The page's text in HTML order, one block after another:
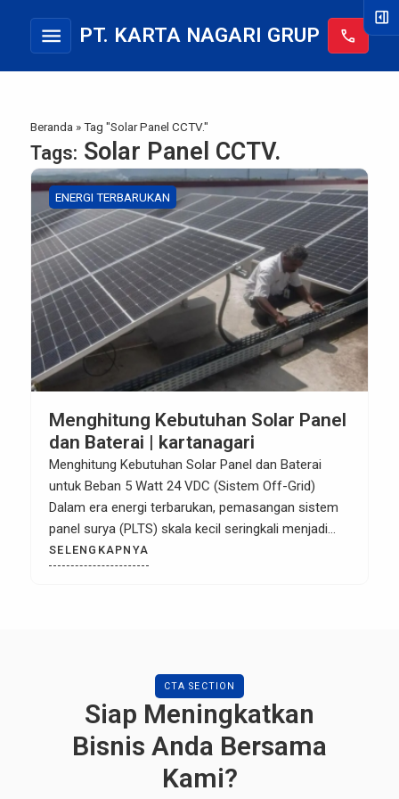
menu PT. KARTA NAGARI GRUP call
Beranda »Tag "Solar Panel CCTV."
Tags: Solar Panel CCTV.
ENERGI TERBARUKAN
Menghitung Kebutuhan Solar Panel
dan Baterai | kartanagari
Menghitung Kebutuhan Solar Panel dan Baterai
untuk Beban 5 Watt 24 VDC (Sistem Off-Grid)
Dalam era energi terbarukan, pemasangan sistem
panel surya (PLTS) skala kecil seringkali menjadi
solusi cerdas untuk perangkat mandiri seperti
CCTV, sensor IoT, atau lampu jalan mini. Salah satu
SELENGKAPNYA
right_panel_open
CTA SECTION
Siap Meningkatkan
Bisnis Anda Bersama
Kami?